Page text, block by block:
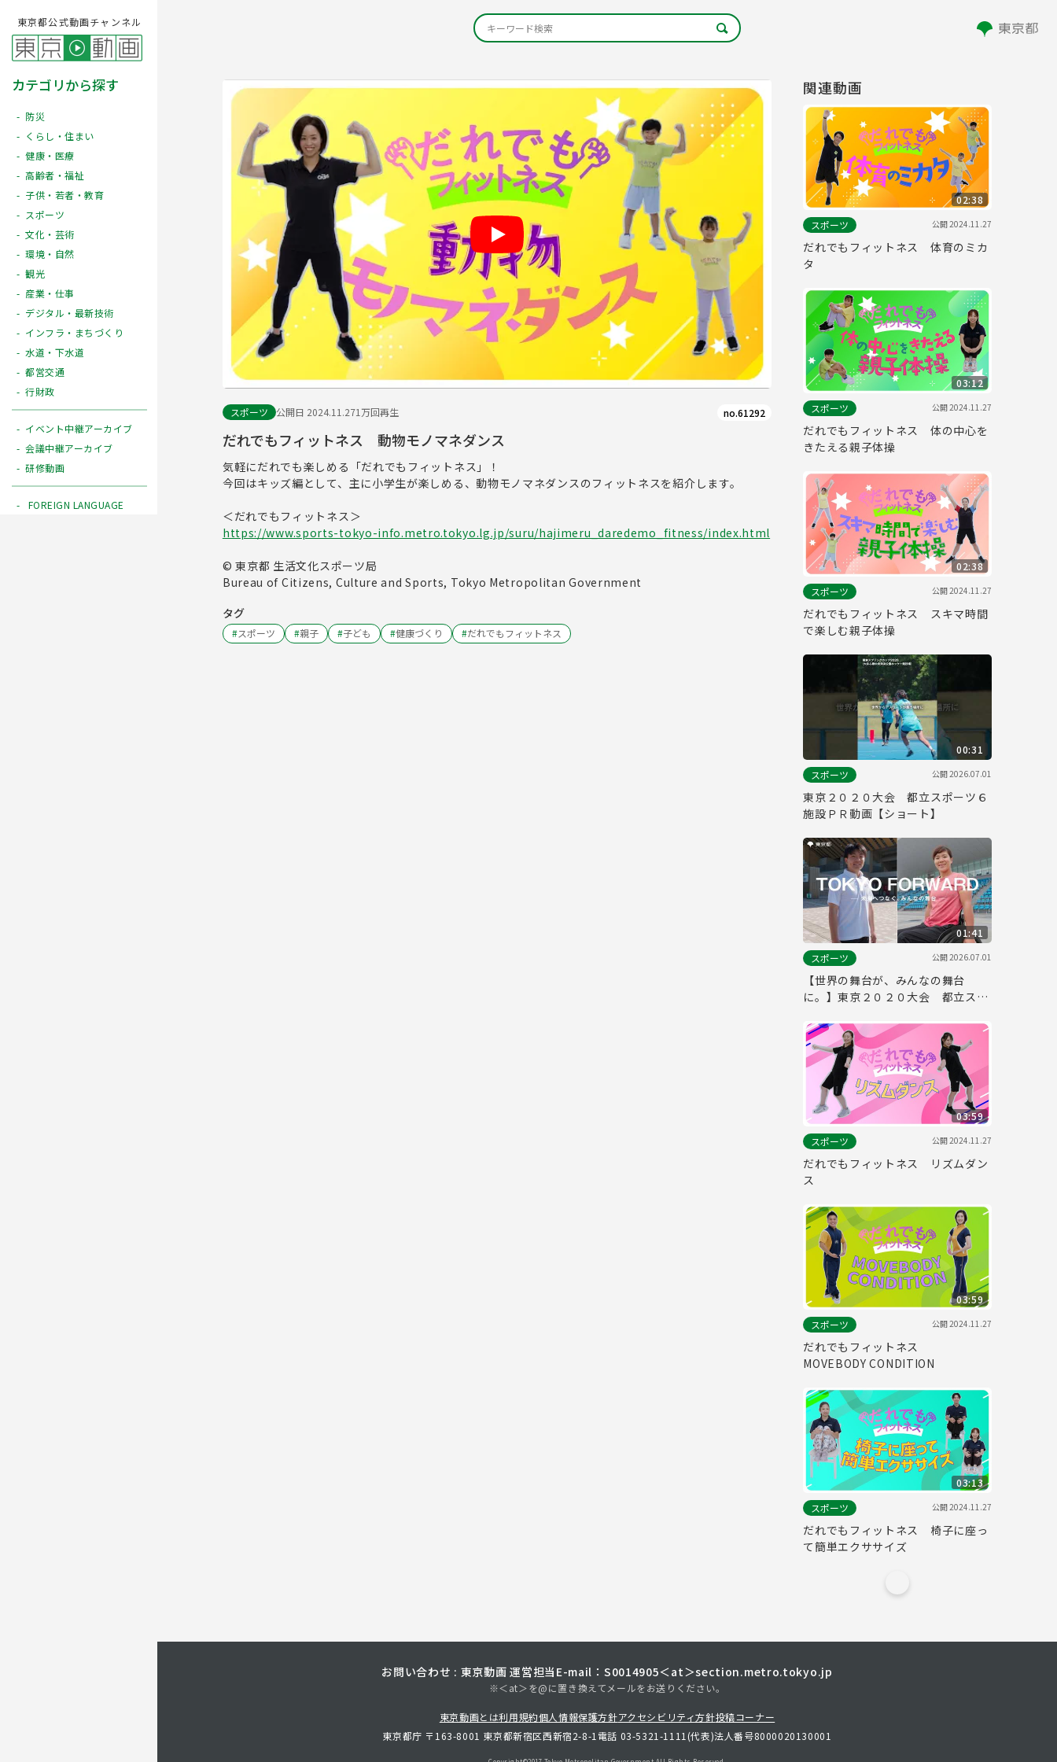
東京都公式動画チャンネル
カテゴリから探す
防災
くらし・住まい
健康・医療
高齢者・福祉
子供・若者・教育
スポーツ
文化・芸術
環境・自然
観光
産業・仕事
デジタル・最新技術
インフラ・まちづくり
水道・下水道
都営交通
行財政
イベント中継アーカイブ
会議中継アーカイブ
研修動画
FOREIGN LANGUAGE
Play
スポーツ 公開日 2024.11.271万回再生 no.61292
だれでもフィットネス 動物モノマネダンス
気軽にだれでも楽しめる「だれでもフィットネス」！
今回はキッズ編として、主に小学生が楽しめる、動物モノマネダンスのフィットネスを紹介します。
＜だれでもフィットネス＞
https://www.sports-tokyo-info.metro.tokyo.lg.jp/suru/hajimeru_daredemo_fitness/index.html
© 東京都 生活文化スポーツ局
Bureau of Citizens, Culture and Sports, Tokyo Metropolitan Government
タグ
#スポーツ #親子 #子ども #健康づくり #だれでもフィットネス
関連動画
02:38
スポーツ
公開2024.11.27
だれでもフィットネス 体育のミカ
タ
03:12
スポーツ
公開2024.11.27
だれでもフィットネス 体の中心を
きたえる親子体操
02:38
スポーツ
公開2024.11.27
だれでもフィットネス スキマ時間
で楽しむ親子体操
00:31
スポーツ
公開2026.07.01
東京２０２０大会 都立スポーツ６
施設ＰＲ動画【ショート】
01:41
スポーツ
公開2026.07.01
【世界の舞台が、みんなの舞台
に。】東京２０２０大会 都立スポ
03:59
スポーツ
公開2024.11.27
だれでもフィットネス リズムダン
ス
03:59
スポーツ
公開2024.11.27
だれでもフィットネス
MOVEBODY CONDITION
03:13
スポーツ
公開2024.11.27
だれでもフィットネス 椅子に座っ
て簡単エクササイズ
お問い合わせ : 東京動画 運営担当 E-mail：S0014905＜at＞section.metro.tokyo.jp
※＜at＞を@に置き換えてメールをお送りください。
東京動画とは利用規約個人情報保護方針アクセシビリティ方針投稿コーナー
東京都庁 〒163-8001 東京都新宿区西新宿2-8-1 電話 03-5321-1111(代表)法人番号8000020130001